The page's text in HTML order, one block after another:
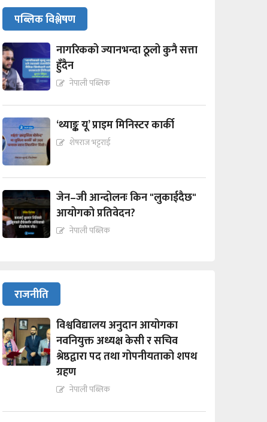
पब्लिक विश्लेषण
नागरिकको ज्यानभन्दा ठूलो कुनै सत्ता
हुँदैन
नेपाली पब्लिक
‘थ्याङ्क यू’ प्राइम मिनिस्टर कार्की
शेषराज भट्टराई
जेन–जी आन्दोलनः किन "लुकाईदैछ"
आयोगको प्रतिवेदन?
नेपाली पब्लिक
राजनीति
विश्वविद्यालय अनुदान आयोगका
नवनियुक्त अध्यक्ष केसी र सचिव
श्रेष्ठद्वारा पद तथा गोपनीयताको शपथ
ग्रहण
नेपाली पब्लिक